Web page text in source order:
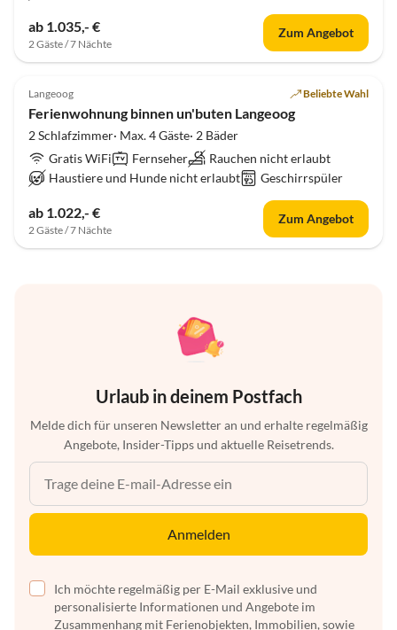
ab 1.035,- €
2 Gäste / 7 Nächte
Zum Angebot
Langeoog Beliebte Wahl
Ferienwohnung binnen un'buten Langeoog
2 Schlafzimmer· Max. 4 Gäste· 2 Bäder
Gratis WiFi
Fernseher
Rauchen nicht erlaubt
Haustiere und Hunde nicht erlaubt
Geschirrspüler
ab 1.022,- €
2 Gäste / 7 Nächte
Zum Angebot
Urlaub in deinem Postfach
Melde dich für unseren Newsletter an und erhalte regelmäßig
Angebote, Insider-Tipps und aktuelle Reisetrends.
Anmelden
Ich möchte regelmäßig per E-Mail exklusive und
personalisierte Informationen und Angebote im
Zusammenhang mit Ferienobjekten, Immobilien, sowie